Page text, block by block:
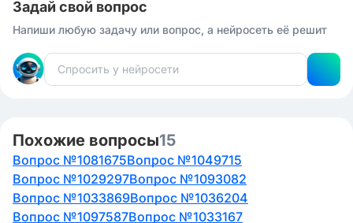
Задай свой вопрос
Напиши любую задачу или вопрос, а нейросеть её решит
Похожие вопросы15
Вопрос №1081675Вопрос №1049715
Вопрос №1029297Вопрос №1093082
Вопрос №1033869Вопрос №1036204
Вопрос №1097587Вопрос №1033167